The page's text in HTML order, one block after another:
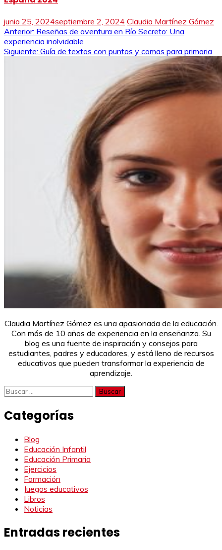
junio 25, 2024septiembre 2, 2024 Claudia Martínez Gómez
Navegación
de
Anterior: Reseñas de aventura en Río Secreto: Una
experiencia inolvidable
Siguiente: Guía de textos con puntos y comas para primaria
Claudia Martínez Gómez es una apasionada de la educación.
Con más de 10 años de experiencia en la enseñanza. Su
blog es una fuente de inspiración y consejos para
estudiantes, padres y educadores, y está lleno de recursos
educativos que pueden transformar la experiencia de
aprendizaje.
Buscar:
Categorías
Blog
Educación Infantil
Educación Primaria
Ejercicios
Formación
Juegos educativos
Libros
Noticias
Entradas recientes